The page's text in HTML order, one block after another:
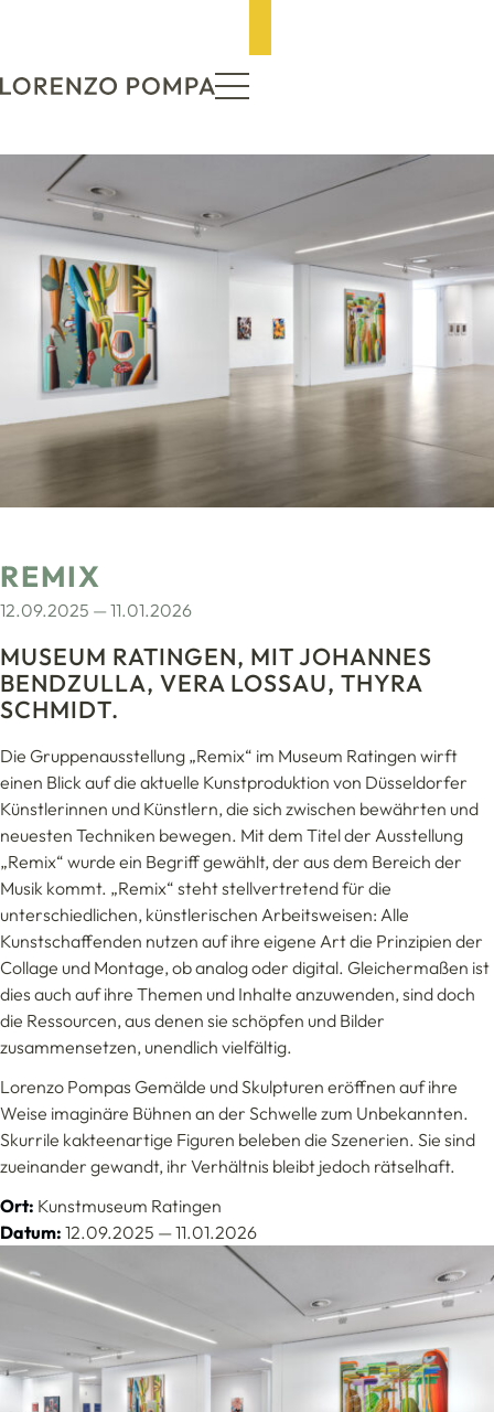
REMIX
12.09.2025 — 11.01.2026
MUSEUM RATINGEN, MIT JOHANNES
BENDZULLA, VERA LOSSAU, THYRA
SCHMIDT.
Die Gruppenausstellung „Remix“ im Museum Ratingen wirft
einen Blick auf die aktuelle Kunstproduktion von Düsseldorfer
Künstlerinnen und Künstlern, die sich zwischen bewährten und
neuesten Techniken bewegen. Mit dem Titel der Ausstellung
„Remix“ wurde ein Begriff gewählt, der aus dem Bereich der
Musik kommt. „Remix“ steht stellvertretend für die
unterschiedlichen, künstlerischen Arbeitsweisen: Alle
Kunstschaffenden nutzen auf ihre eigene Art die Prinzipien der
Collage und Montage, ob analog oder digital. Gleichermaßen ist
dies auch auf ihre Themen und Inhalte anzuwenden, sind doch
die Ressourcen, aus denen sie schöpfen und Bilder
zusammensetzen, unendlich vielfältig.
Lorenzo Pompas Gemälde und Skulpturen eröffnen auf ihre
Weise imaginäre Bühnen an der Schwelle zum Unbekannten.
Skurrile kakteenartige Figuren beleben die Szenerien. Sie sind
zueinander gewandt, ihr Verhältnis bleibt jedoch rätselhaft.
Ort: Kunstmuseum Ratingen
Datum: 12.09.2025 — 11.01.2026